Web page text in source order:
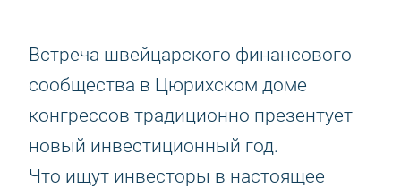
Встреча швейцарского финансового
сообщества в Цюрихском доме
конгрессов традиционно презентует
новый инвестиционный год.
Что ищут инвесторы в настоящее